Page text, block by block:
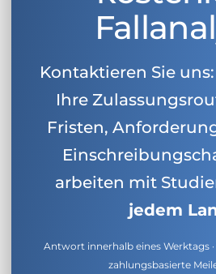
Kontaktieren Sie
Ihre
Fristen,
arbeiten mit
jedem
Antwort innerhalb eines Werktags ·
zahlungsbasierte